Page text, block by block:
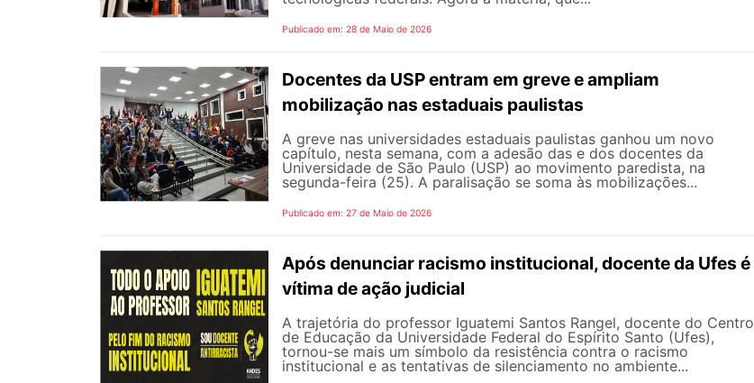
Publicado em: 28 de Maio de 2026
Docentes da USP entram em greve e ampliam
mobilização nas estaduais paulistas
A greve nas universidades estaduais paulistas ganhou um novo
capítulo, nesta semana, com a adesão das e dos docentes da
Universidade de São Paulo (USP) ao movimento paredista, na
segunda-feira (25). A paralisação se soma às mobilizações...
Publicado em: 27 de Maio de 2026
Após denunciar racismo institucional, docente da Ufes é
vítima de ação judicial
A trajetória do professor Iguatemi Santos Rangel, docente do Centro
de Educação da Universidade Federal do Espírito Santo (Ufes),
tornou-se mais um símbolo da resistência contra o racismo
institucional e as tentativas de silenciamento no ambiente...